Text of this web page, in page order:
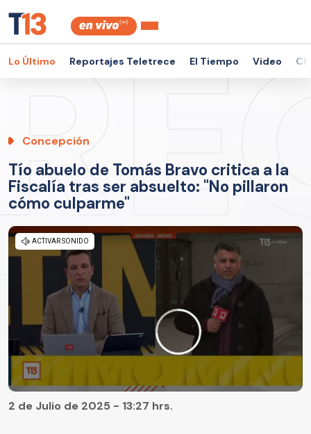
Lo Último Reportajes Teletrece El Tiempo Video
Concepción
Tío abuelo de Tomás Bravo critica a la
Fiscalía tras ser absuelto: "No pillaron
cómo culparme"
2 de Julio de 2025 - 13:27 hrs.